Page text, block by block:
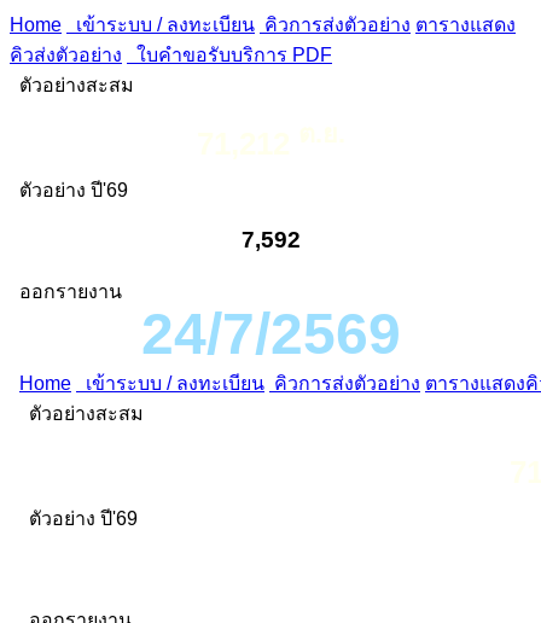
Home เข้าระบบ / ลงทะเบียน คิวการส่งตัวอย่าง ตารางแสดง
คิวส่งตัวอย่าง
ใบคำขอรับบริการ PDF
ตัวอย่างสะสม
ตัวอย่าง ปี'69
7,592
ออกรายงาน
24/7/2569